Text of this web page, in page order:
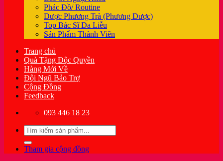
Phác Đồ/ Routine
Dược Phương Trà (Phương Dược)
Top Bác Sĩ Da Liễu
Sản Phẩm Thành Viên
Trang chủ
Quà Tặng Độc Quyền
Hàng Mới Về
Đội Ngũ Bảo Trợ
Cộng Đồng
Feedback
093 446 18 23
Tìm
kiếm:
Tham gia cộng đồng